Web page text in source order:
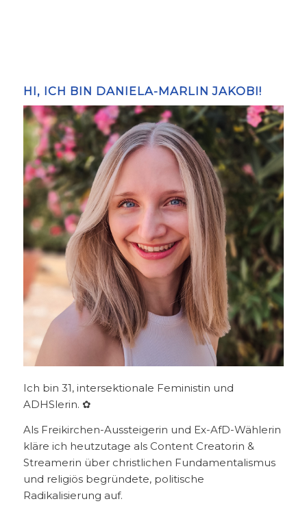
HI, ICH BIN DANIELA-MARLIN JAKOBI!
Ich bin 31, intersektionale Feministin und
ADHSlerin. ✿
Als Freikirchen-Aussteigerin und Ex-AfD-Wählerin
kläre ich heutzutage als Content Creatorin &
Streamerin über christlichen Fundamentalismus
und religiös begründete, politische
Radikalisierung auf.